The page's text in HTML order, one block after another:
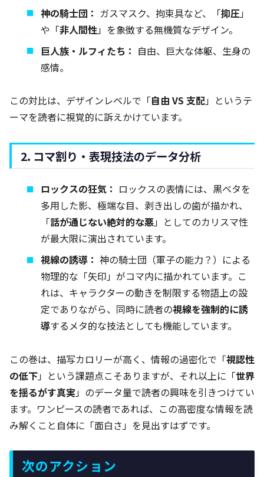
神の騎士団： ガスマスク、拘束具など、「抑圧 」
や「非人間性」を象徴する無機質なデザイン。
巨人族・ルフィたち： 自由、巨大な体躯、生身の
感情。
この対比は、デザインレベルで「自由 VS 支配」というテ
ーマを読者に視覚的に訴えかけています。
2. コマ割り・表現技法のデータ分析
ロックスの狂気： ロックスの表情には、黒ベタを
多用した影、極端な目、剥き出しの歯が描かれ、
「話が通じない絶対的な悪」としてのカリスマ性
が最大限に演出されています。
視線の誘導： 神の騎士団（軍子の能力？）による
物理的な「矢印」がコマ内に描かれています。こ
れは、キャラクターの動きを制限する物語上の設
定でありながら、同時に読者の視線を強制的に誘
導するメタ的な技法としても機能しています。
この巻は、描写カロリーが高く、情報の過密化で「視認性
の低下」という課題点こそありますが、それ以上に「世界
を揺るがす真実」のデータ量で読者の興味を引きつけてい
ます。ワンピースの読者であれば、この高密度な情報を読
み解くこと自体に「面白さ」を見出すはずです。
次のアクション